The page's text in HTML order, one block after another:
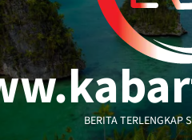
BERITA TERLENGKAP